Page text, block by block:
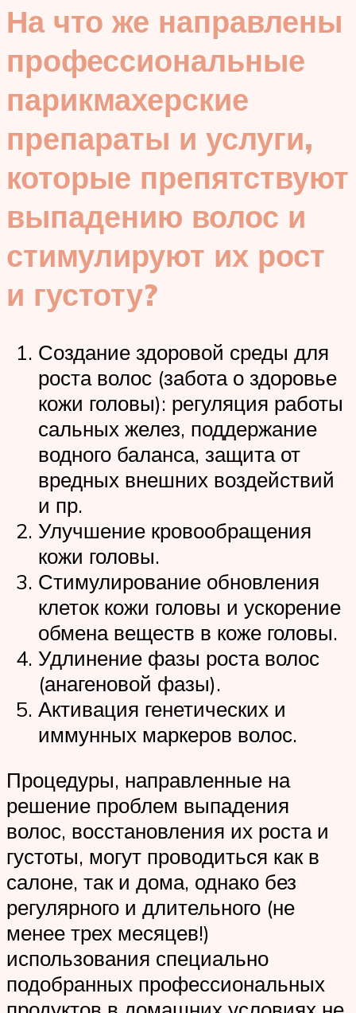
На что же направлены
профессиональные
парикмахерские
препараты и услуги,
которые препятствуют
выпадению волос и
стимулируют их рост
и густоту?
Создание здоровой среды для
роста волос (забота о здоровье
кожи головы): регуляция работы
сальных желез, поддержание
водного баланса, защита от
вредных внешних воздействий
и пр.
Улучшение кровообращения
кожи головы.
Стимулирование обновления
клеток кожи головы и ускорение
обмена веществ в коже головы.
Удлинение фазы роста волос
(анагеновой фазы).
Активация генетических и
иммунных маркеров волос.
Процедуры, направленные на
решение проблем выпадения
волос, восстановления их роста и
густоты, могут проводиться как в
салоне, так и дома, однако без
регулярного и длительного (не
менее трех месяцев!)
использования специально
подобранных профессиональных